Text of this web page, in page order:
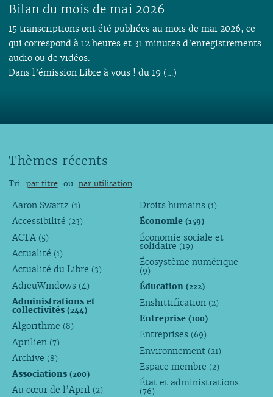
Bilan du mois de mai 2026
15 transcriptions ont été publiées au mois de mai 2026, ce
qui correspond à 12 heures et 31 minutes d’enregistrements
audio ou de vidéos.
Dans l’émission Libre à vous ! du 19 (…)
Thèmes récents
Tri par titre ou par utilisation
Aaron Swartz (1)
Accessibilité (23)
ACTA (5)
Actualité (1)
Actualité du Libre (3)
AdieuWindows (4)
Administrations et
collectivités (244)
Algorithme (8)
Aprilien (7)
Archive (8)
Associations (200)
Au cœur de l’April (2)
Droits humains (1)
Économie(159)
Économie sociale et
solidaire (19)
Écosystème numérique
(9)
Éducation(222)
Enshittification (2)
Entreprise(100)
Entreprises (69)
Environnement (21)
Espace membre (2)
État et administrations
(76)